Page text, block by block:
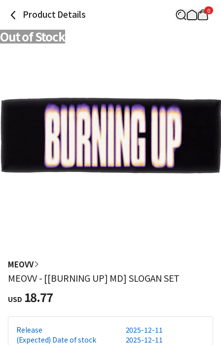
Product Details 0
Out of Stock
MEOVV
MEOVV - [[BURNING UP] MD] SLOGAN SET
USD 18.77
Release
2025-12-11
(Expected) Date of stock
2025-12-11